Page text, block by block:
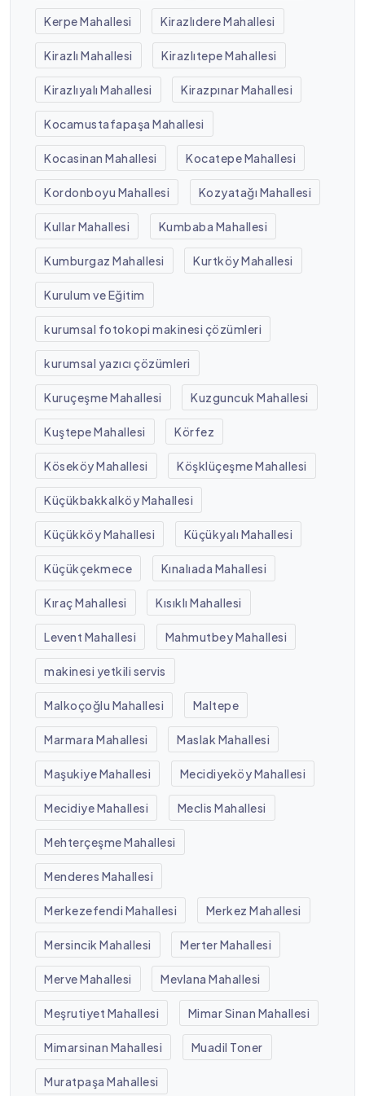
Kerpe Mahallesi Kirazlıdere Mahallesi
Kirazlı Mahallesi Kirazlıtepe Mahallesi
Kirazlıyalı Mahallesi Kirazpınar Mahallesi
Kocamustafapaşa Mahallesi
Kocasinan Mahallesi Kocatepe Mahallesi
Kordonboyu Mahallesi Kozyatağı Mahallesi
Kullar Mahallesi Kumbaba Mahallesi
Kumburgaz Mahallesi Kurtköy Mahallesi
Kurulum ve Eğitim
kurumsal fotokopi makinesi çözümleri
kurumsal yazıcı çözümleri
Kuruçeşme Mahallesi Kuzguncuk Mahallesi
Kuştepe Mahallesi Körfez
Köseköy Mahallesi Köşklüçeşme Mahallesi
Küçükbakkalköy Mahallesi
Küçükköy Mahallesi Küçükyalı Mahallesi
Küçükçekmece Kınalıada Mahallesi
Kıraç Mahallesi Kısıklı Mahallesi
Levent Mahallesi Mahmutbey Mahallesi
makinesi yetkili servis
Malkoçoğlu Mahallesi Maltepe
Marmara Mahallesi Maslak Mahallesi
Maşukiye Mahallesi Mecidiyeköy Mahallesi
Mecidiye Mahallesi Meclis Mahallesi
Mehterçeşme Mahallesi
Menderes Mahallesi
Merkezefendi Mahallesi Merkez Mahallesi
Mersincik Mahallesi Merter Mahallesi
Merve Mahallesi Mevlana Mahallesi
Meşrutiyet Mahallesi Mimar Sinan Mahallesi
Mimarsinan Mahallesi Muadil Toner
Muratpaşa Mahallesi